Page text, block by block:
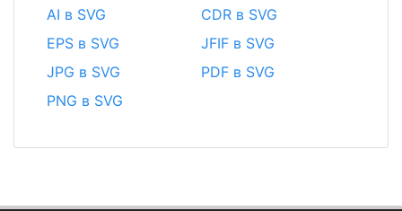
AI в SVG
CDR в SVG
EPS в SVG
JFIF в SVG
JPG в SVG
PDF в SVG
PNG в SVG